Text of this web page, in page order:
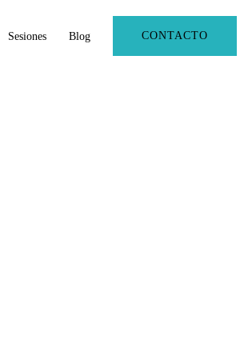
Sesiones Blog CONTACTO